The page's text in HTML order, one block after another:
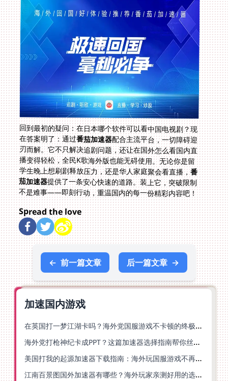
回到最初的疑问：在日本哪个软件可以看中国电视剧？现
在答案明了：通过番茄加速器配合主流平台，一切障碍迎
刃而解。它不只解决追剧问题，还让在国外怎么看国内直
播变得轻松，全民K歌海外版也能无碍使用。无论你是留
学生晚上想刷剧释放压力，还是华人家庭聚会看直播，番
茄加速器提供了一条安心快速的道路。装上它，突破限制
不是难事——即刻行动，重温国内的每一份精彩内容吧！
Spread the love
← 前一篇文章 后一篇文章 →
加速国内游戏
在英国打一梦江湖卡吗？海外党国服游戏不卡顿的终极解法
海外党打枪神纪卡成PPT？这篇加速器选择指南帮你丝滑上分
美国打我的起源加速器下载指南：海外玩国服游戏不再卡的终极方案
江南百景图国外加速器有哪些？海外玩家亲测好用的选择与避坑指南